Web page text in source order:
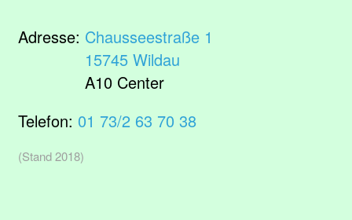
Adresse: Chausseestraße 1
15745 Wildau
A10 Center
Telefon: 01 73/2 63 70 38
(Stand 2018)